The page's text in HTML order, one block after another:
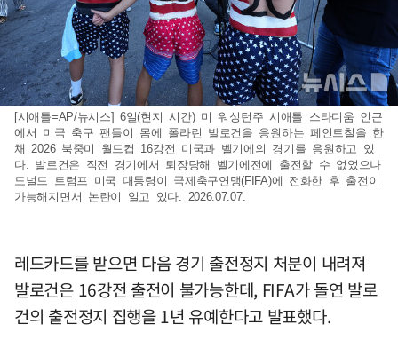
[시애틀=AP/뉴시스] 6일(현지 시간) 미 워싱턴주 시애틀 스타디움 인근
에서 미국 축구 팬들이 몸에 폴라린 발로건을 응원하는 페인트칠을 한
채 2026 북중미 월드컵 16강전 미국과 벨기에의 경기를 응원하고 있
다. 발로건은 직전 경기에서 퇴장당해 벨기에전에 출전할 수 없었으나
도널드 트럼프 미국 대통령이 국제축구연맹(FIFA)에 전화한 후 출전이
가능해지면서 논란이 일고 있다. 2026.07.07.
레드카드를 받으면 다음 경기 출전정지 처분이 내려져
발로건은 16강전 출전이 불가능한데, FIFA가 돌연 발로
건의 출전정지 집행을 1년 유예한다고 발표했다.